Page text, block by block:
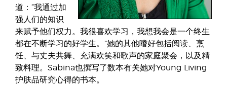
道：“我通过加
强人们的知识
来赋予他们权力。我很喜欢学习，我想我会是一个终生
都在不断学习的好学生。”她的其他嗜好包括阅读、烹
饪、与丈夫共舞、充满欢笑和歌声的家庭聚会，以及精
致料理。Sabina也撰写了数本有关她对Young Living
护肤品研究心得的书本。